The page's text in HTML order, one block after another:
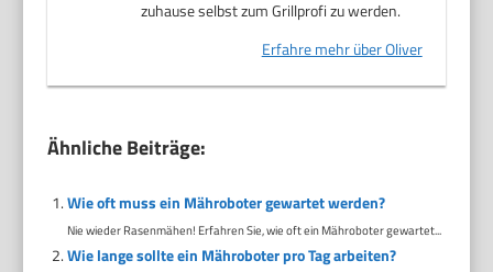
zuhause selbst zum Grillprofi zu werden.
Erfahre mehr über Oliver
Ähnliche Beiträge:
Wie oft muss ein Mähroboter gewartet werden?
Nie wieder Rasenmähen! Erfahren Sie, wie oft ein Mähroboter gewartet...
Wie lange sollte ein Mähroboter pro Tag arbeiten?